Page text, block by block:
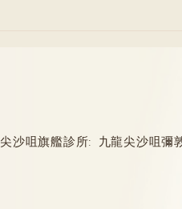
尖沙咀旗艦診所: 九龍尖沙咀